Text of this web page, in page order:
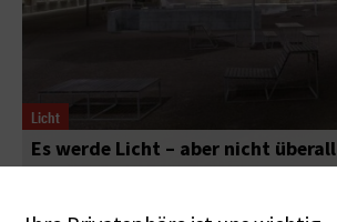
Licht
Es werde Licht – aber nicht überall